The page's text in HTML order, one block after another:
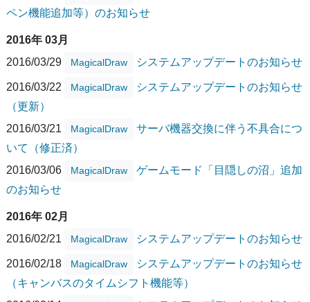
ペン機能追加等）のお知らせ
2016年 03月
2016/03/29
MagicalDraw システムアップデートのお知らせ
2016/03/22 MagicalDraw
システムアップデートのお知らせ
（更新）
2016/03/21
MagicalDraw
サーバ機器交換に伴う不具合につ
いて（修正済）
2016/03/06
MagicalDraw
ゲームモード「目隠しの沼」追加
のお知らせ
2016年 02月
2016/02/21
MagicalDraw システムアップデートのお知らせ
2016/02/18 MagicalDraw
システムアップデートのお知らせ
（キャンバスのタイムシフト機能等）